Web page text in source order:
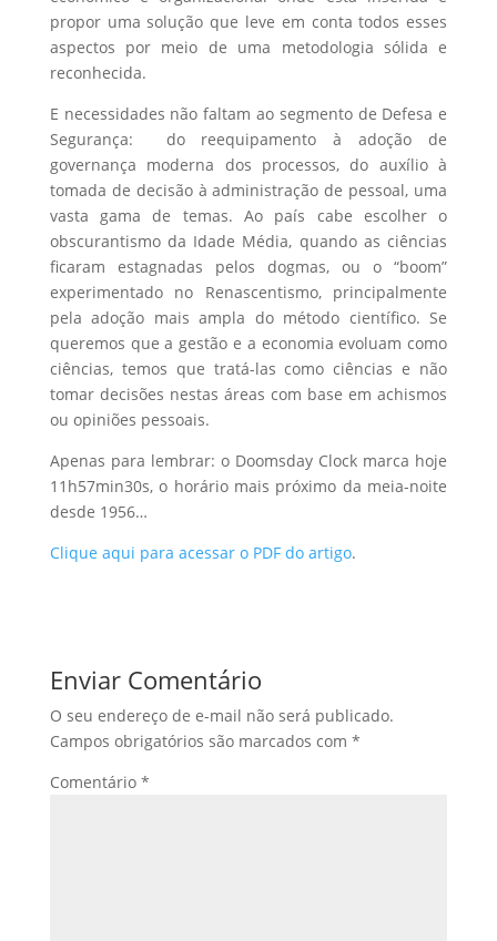
propor uma solução que leve em conta todos esses
aspectos por meio de uma metodologia sólida e
reconhecida.
E necessidades não faltam ao segmento de Defesa e
Segurança: do reequipamento à adoção de
governança moderna dos processos, do auxílio à
tomada de decisão à administração de pessoal, uma
vasta gama de temas. Ao país cabe escolher o
obscurantismo da Idade Média, quando as ciências
ficaram estagnadas pelos dogmas, ou o “boom”
experimentado no Renascentismo, principalmente
pela adoção mais ampla do método científico. Se
queremos que a gestão e a economia evoluam como
ciências, temos que tratá-las como ciências e não
tomar decisões nestas áreas com base em achismos
ou opiniões pessoais.
Apenas para lembrar: o Doomsday Clock marca hoje
11h57min30s, o horário mais próximo da meia-noite
desde 1956…
Clique aqui para acessar o PDF do artigo.
Enviar Comentário
O seu endereço de e-mail não será publicado.
Campos obrigatórios são marcados com *
Comentário *